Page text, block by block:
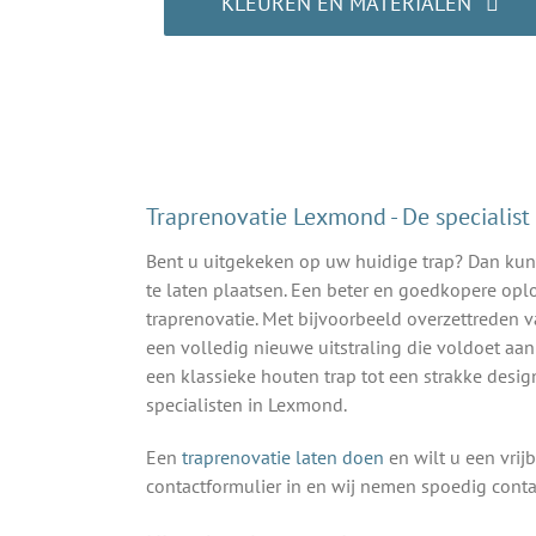
Traprenovatie Lexmond - De
Bent u uitgekeken op uw huidige trap? Dan
te laten plaatsen. Een beter en goedkopere
traprenovatie. Met bijvoorbeeld overzettreden
een volledig nieuwe uitstraling die voldoet
een klassieke houten trap tot een strakke
specialisten in Lexmond.
Een traprenovatie laten doen en wilt u een
contactformulier in en wij nemen spoedig